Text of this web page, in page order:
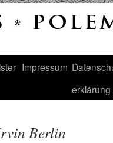
Impressum
erklärung
Berlin